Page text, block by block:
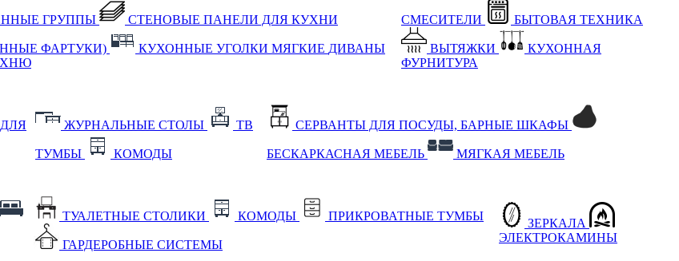
ГРУППЫ СТЕНОВЫЕ ПАНЕЛИ ДЛЯ КУХНИ
ФАРТУКИ) КУХОННЫЕ УГОЛКИ МЯГКИЕ ДИВАНЫ
СМЕСИТЕЛИ БЫТОВАЯ ТЕХНИКА
ВЫТЯЖКИ
КУХОННАЯ
ФУРНИТУРА
ЖУРНАЛЬНЫЕ СТОЛЫ ТВ
ТУМБЫ КОМОДЫ
СЕРВАНТЫ ДЛЯ ПОСУДЫ, БАРНЫЕ ШКАФЫ
БЕСКАРКАСНАЯ МЕБЕЛЬ МЯГКАЯ МЕБЕЛЬ
ТУАЛЕТНЫЕ СТОЛИКИ КОМОДЫ ПРИКРОВАТНЫЕ ТУМБЫ
ГАРДЕРОБНЫЕ СИСТЕМЫ
ЗЕРКАЛА
ЭЛЕКТРОКАМИНЫ